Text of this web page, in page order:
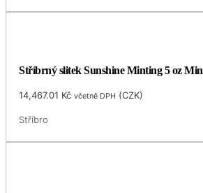
Stříbrný slitek Sunshine Minting 5 oz
14,467.01 Kč včetně DPH (CZK)
Stříbro